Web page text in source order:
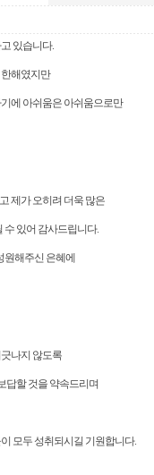
있습니다.
해였지만
에 아쉬움은 아쉬움으로만
제가 오히려 더욱 많은
수 있어 감사드립니다.
원해주신 은혜에
나지 않도록
답할 것을 약속드리며
모두 성취되시길 기원합니다.